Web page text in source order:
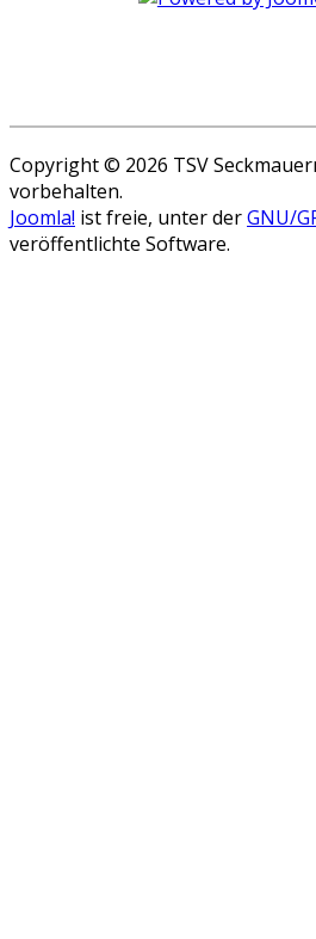
Copyright © 2026 TSV
vorbehalten.
Joomla! ist freie, unter derGNU/
veröffentlichte Software.